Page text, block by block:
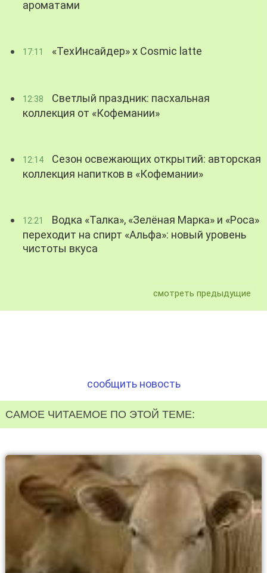
ароматами
17:11 «ТехИнсайдер» х Cosmic latte
12:38
Светлый праздник: пасхальная
коллекция от «Кофемании»
12:14
Сезон освежающих открытий: авторская
коллекция напитков в «Кофемании»
12:21
Водка «Талка», «Зелёная Марка» и «Роса»
переходит на спирт «Альфа»: новый уровень
чистоты вкуса
смотреть предыдущие
сообщить новость
САМОЕ ЧИТАЕМОЕ ПО ЭТОЙ ТЕМЕ: